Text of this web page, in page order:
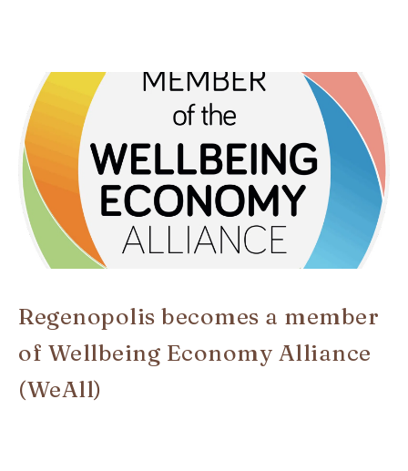
Regenopolis becomes a member
of Wellbeing Economy Alliance
(WeAll)